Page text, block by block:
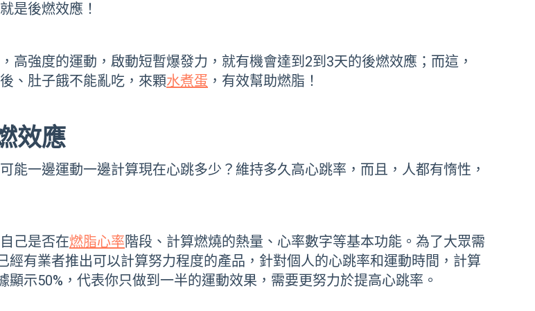
是後燃效應！
高強度的運動，啟動短暫爆發力，就有機會達到2到3天的後燃效應；而這，
、肚子餓不能亂吃，來顆水煮蛋 ，有效幫助燃脂！
效應
能一邊運動一邊計算現在心跳多少？維持多久高心跳率，而且，人都有惰性，
己是否在燃脂心率階段、計算燃燒的熱量、心率數字等基本功能。為了大眾需
有業者推出可以計算努力程度的產品，針對個人的心跳率和運動時間，計算
示50%，代表你只做到一半的運動效果，需要更努力於提高心跳率。